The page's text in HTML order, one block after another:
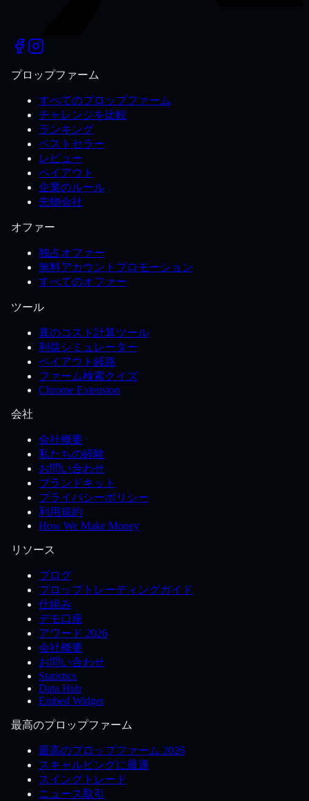
プロップファーム
すべてのプロップファーム
チャレンジを比較
ランキング
ベストセラー
レビュー
ペイアウト
企業のルール
先物会社
オファー
独占オファー
無料アカウントプロモーション
すべてのオファー
ツール
真のコスト計算ツール
利益シミュレーター
ペイアウト経路
ファーム検索クイズ
Chrome Extension
会社
会社概要
私たちの経験
お問い合わせ
ブランドキット
プライバシーポリシー
利用規約
How We Make Money
リソース
ブログ
プロップトレーディングガイド
仕組み
デモ口座
アワード 2026
会社概要
お問い合わせ
Statistics
Data Hub
Embed Widget
最高のプロップファーム
最高のプロップファーム 2026
スキャルピングに最適
スイングトレード
ニュース取引